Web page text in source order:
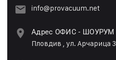
info@provacuum.net
Адрес ОФИС - ШОУРУМ
Пловдив , ул. Арчарица 3